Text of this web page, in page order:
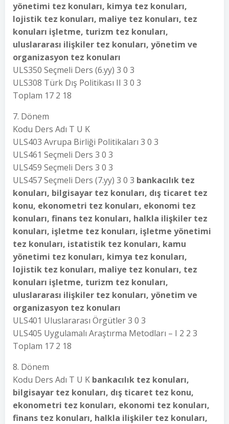
yönetimi tez konuları, kimya tez konuları,
lojistik tez konuları, maliye tez konuları, tez
konuları işletme, turizm tez konuları,
uluslararası ilişkiler tez konuları, yönetim ve
organizasyon tez konuları
ULS350 Seçmeli Ders (6.yy) 3 0 3
ULS308 Türk Dış Politikası II 3 0 3
Toplam 17 2 18
7. Dönem
Kodu Ders Adı T U K
ULS403 Avrupa Birliği Politikaları 3 0 3
ULS461 Seçmeli Ders 3 0 3
ULS459 Seçmeli Ders 3 0 3
ULS457 Seçmeli Ders (7.yy) 3 0 3 bankacılık tez
konuları, bilgisayar tez konuları, dış ticaret tez
konu, ekonometri tez konuları, ekonomi tez
konuları, finans tez konuları, halkla ilişkiler tez
konuları, işletme tez konuları, işletme yönetimi
tez konuları, istatistik tez konuları, kamu
yönetimi tez konuları, kimya tez konuları,
lojistik tez konuları, maliye tez konuları, tez
konuları işletme, turizm tez konuları,
uluslararası ilişkiler tez konuları, yönetim ve
organizasyon tez konuları
ULS401 Uluslararası Örgütler 3 0 3
ULS405 Uygulamalı Araştırma Metodları – I 2 2 3
Toplam 17 2 18
8. Dönem
Kodu Ders Adı T U K bankacılık tez konuları,
bilgisayar tez konuları, dış ticaret tez konu,
ekonometri tez konuları, ekonomi tez konuları,
finans tez konuları, halkla ilişkiler tez konuları,